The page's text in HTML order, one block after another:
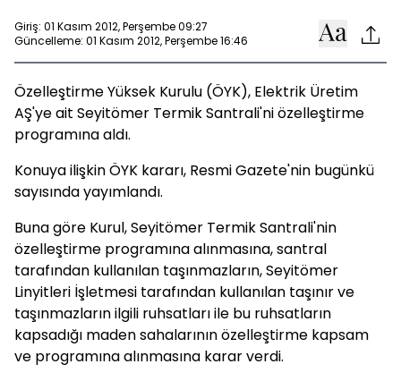
Giriş: 01 Kasım 2012, Perşembe 09:27
Güncelleme: 01 Kasım 2012, Perşembe 16:46
Özelleştirme Yüksek Kurulu (ÖYK), Elektrik Üretim
AŞ'ye ait Seyitömer Termik Santrali'ni özelleştirme
programına aldı.
Konuya ilişkin ÖYK kararı, Resmi Gazete'nin bugünkü
sayısında yayımlandı.
Buna göre Kurul, Seyitömer Termik Santrali'nin
özelleştirme programına alınmasına, santral
tarafından kullanılan taşınmazların, Seyitömer
Linyitleri İşletmesi tarafından kullanılan taşınır ve
taşınmazların ilgili ruhsatları ile bu ruhsatların
kapsadığı maden sahalarının özelleştirme kapsam
ve programına alınmasına karar verdi.